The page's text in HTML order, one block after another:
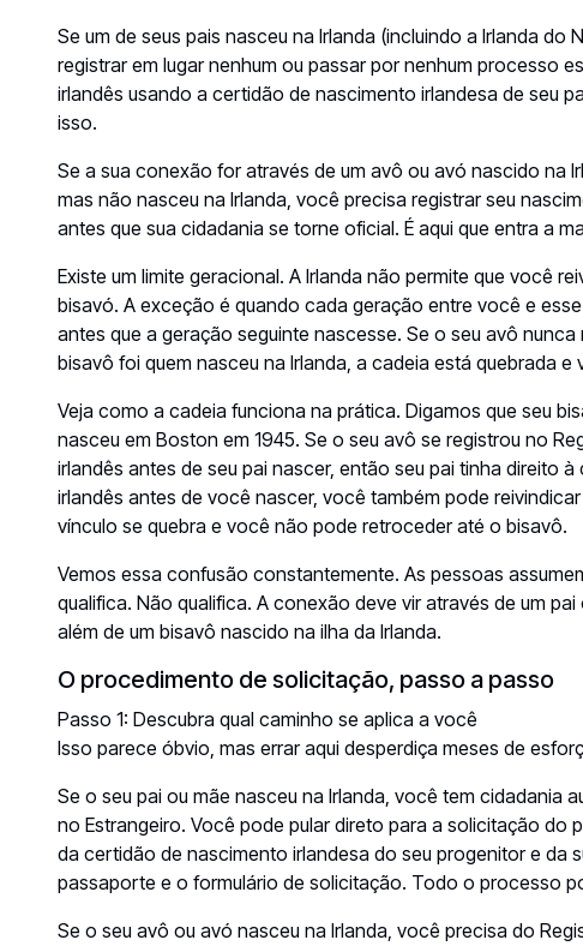
Se um de seus pais nasceu na Irlanda (incluindo a Irlanda
registrar em lugar nenhum ou passar por nenhum processo
irlandês usando a certidão de nascimento irlandesa de seu
isso.
Se a sua conexão for através de um avô ou avó nascido na
mas não nasceu na Irlanda, você precisa registrar seu
antes que sua cidadania se torne oficial. É aqui que entra a
Existe um limite geracional. A Irlanda não permite que você
bisavó. A exceção é quando cada geração entre você e
antes que a geração seguinte nascesse. Se o seu avô
bisavô foi quem nasceu na Irlanda, a cadeia está quebrada
Veja como a cadeia funciona na prática. Digamos que seu
nasceu em Boston em 1945. Se o seu avô se registrou no
irlandês antes de seu pai nascer, então seu pai tinha direito
irlandês antes de você nascer, você também pode
vínculo se quebra e você não pode retroceder até o bisavô.
Vemos essa confusão constantemente. As pessoas
qualifica. Não qualifica. A conexão deve vir através de um
além de um bisavô nascido na ilha da Irlanda.
O procedimento de solicitação, passo a passo
Passo 1: Descubra qual caminho se aplica a você
Isso parece óbvio, mas errar aqui desperdiça meses de
Se o seu pai ou mãe nasceu na Irlanda, você tem cidadania
no Estrangeiro. Você pode pular direto para a solicitação do
da certidão de nascimento irlandesa do seu progenitor e da
passaporte e o formulário de solicitação. Todo o processo
Se o seu avô ou avó nasceu na Irlanda, você precisa do